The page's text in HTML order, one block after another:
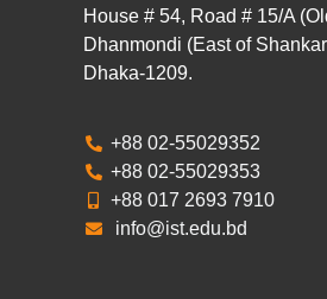
House # 54, Road # 15/A
Dhanmondi (East of
Dhaka-1209.
+88 02-55029352
+88 02-55029353
+88 017 2693 7910
info@ist.edu.bd